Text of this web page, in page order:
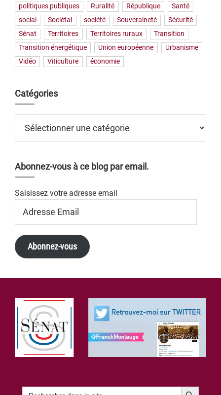
politiques publiques
Ruralité République
Santé
social
Sociétal société Souveraineté
Sécurité
Sénat
Territoires Territoires ruraux
Transition
Transition énergétique
Union européenne
Urbanisme
Vidéo
Viticulture économie
Catégories
Abonnez-vous à ce blog par email.
Saisissez votre adresse email
Email
Abonnez-vous
Footer
Search
Search Button